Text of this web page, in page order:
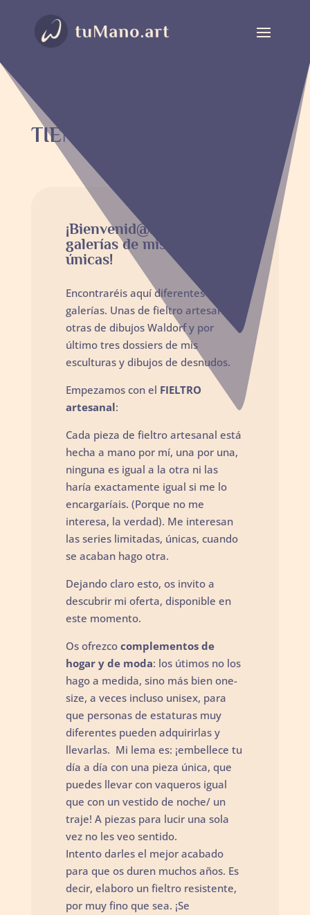
TIENDA
¡Bienvenid@s a las
galerías de mis piezas
únicas!
Encontraréis aquí diferentes
galerías. Unas de fieltro artesanal,
otras de dibujos Waldorf y por
último tres dossiers de mis
esculturas y dibujos de desnudos.
Empezamos con el FIELTRO
artesanal:
Cada pieza de fieltro artesanal está
hecha a mano por mí, una por una,
ninguna es igual a la otra ni las
haría exactamente igual si me lo
encargaríais. (Porque no me
interesa, la verdad). Me interesan
las series limitadas, únicas, cuando
se acaban hago otra.
Dejando claro esto, os invito a
descubrir mi oferta, disponible en
este momento.
Os ofrezco complementos de
hogar y de moda: los útimos no los
hago a medida, sino más bien one-
size, a veces incluso unisex, para
que personas de estaturas muy
diferentes pueden adquirirlas y
llevarlas. Mi lema es: ¡embellece tu
día a día con una pieza única, que
puedes llevar con vaqueros igual
que con un vestido de noche/ un
traje! A piezas para lucir una sola
vez no les veo sentido.
Intento darles el mejor acabado
para que os duren muchos años. Es
decir, elaboro un fieltro resistente,
por muy fino que sea. ¡Se